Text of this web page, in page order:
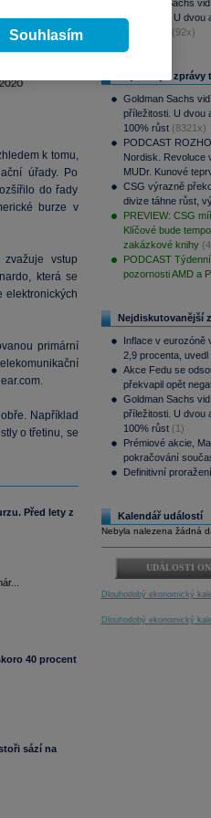
k tomu,
úřady. Po
do řady
burze v
vstup
která se
elektronických
primární
Například
o třetinu, se
Před lety z
40 procent
sází na
Goldman Sachs
příležitosti. U dvou
(92x)
Nejčtenější zprávy
Goldman Sachs
příležitosti. U dvou
100% růst (8321x)
PODCAST
Nordisk. Revoluce
MUDr. Kunové
CSG výrazně
divize táhne růst,
PREVIEW: CSG
Klíčové bude
zakázkové knihy
PODCAST
pozornosti AMD a
Nejdiskutovanější
Inflace v eurozóně
2,9 procenta,
Akce Fedu se
překvapil opět
Goldman Sachs
příležitosti. U dvou
100% růst (1)
Prémiové akcie,
pokračování
Definitivní
Kalendář událostí
Nebyla nalezena žádná
UDÁLOSTI
Dlouhodobý ekonomický
Dlouhodobý ekonomický
Souhlasím